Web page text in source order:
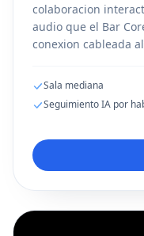
colaboracion
audio que el Bar
conexion cableada
Sala mediana
Seguimiento IA por